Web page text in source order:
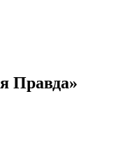
Правда»